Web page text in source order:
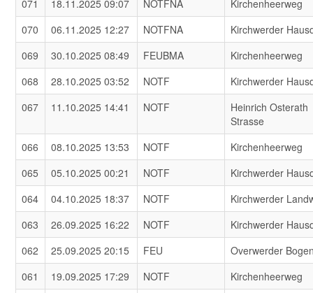
071
18.11.2025 09:07 NOTFNA
Kirchenheerweg
070
06.11.2025 12:27 NOTFNA
Kirchwerder
069
30.10.2025 08:49 FEUBMA
Kirchenheerweg
068
28.10.2025 03:52 NOTF
Kirchwerder
067
11.10.2025 14:41 NOTF
Heinrich Osterath
Strasse
066
08.10.2025 13:53 NOTF
Kirchenheerweg
065
05.10.2025 00:21 NOTF
Kirchwerder
064
04.10.2025 18:37 NOTF
Kirchwerder
063
26.09.2025 16:22 NOTF
Kirchwerder
062
25.09.2025 20:15 FEU
Overwerder
061
19.09.2025 17:29 NOTF
Kirchenheerweg